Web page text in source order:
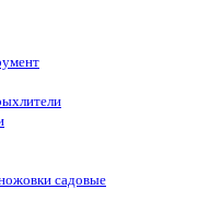
садовые